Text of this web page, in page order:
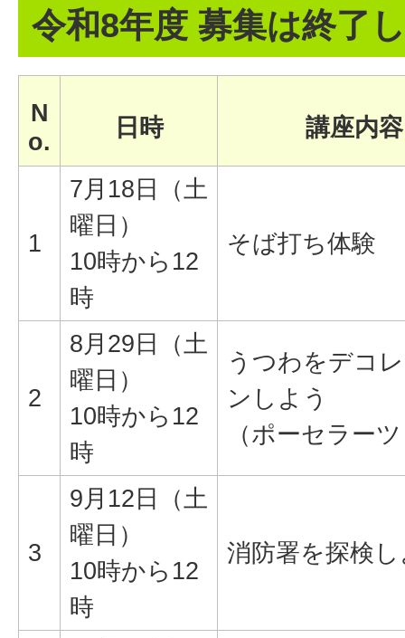
令和8年度 募集は終了
N
o.
日時 講座内容
1
7月18日（土
曜日）
10時から12
時
そば打ち体験
2
8月29日（土
曜日）
10時から12
時
うつわをデコ
ンしよう
（ポーセラー
3
9月12日（土
曜日）
10時から12
時
消防署を探検